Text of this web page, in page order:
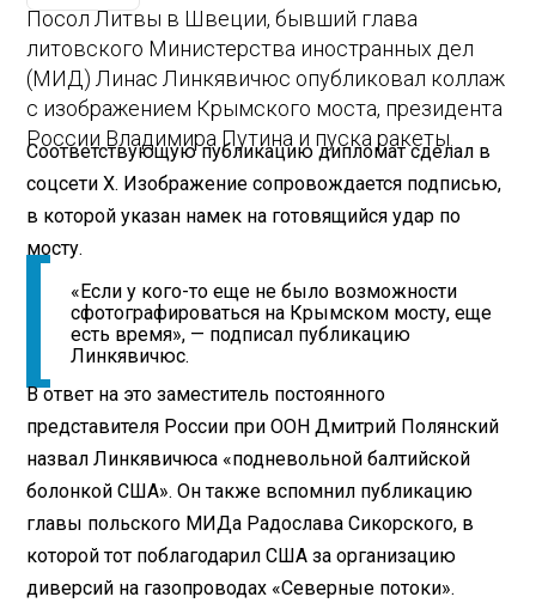
Посол Литвы в Швеции, бывший глава
литовского Министерства иностранных дел
(МИД) Линас Линкявичюс опубликовал коллаж
с изображением Крымского моста, президента
России Владимира Путина и пуска ракеты.
Соответствующую публикацию дипломат сделал в
соцсети X. Изображение сопровождается подписью,
в которой указан намек на готовящийся удар по
мосту.
«Если у кого-то еще не было возможности
сфотографироваться на Крымском мосту, еще
есть время», — подписал публикацию
Линкявичюс.
В ответ на это заместитель постоянного
представителя России при ООН Дмитрий Полянский
назвал Линкявичюса «подневольной балтийской
болонкой США». Он также вспомнил публикацию
главы польского МИДа Радослава Сикорского, в
которой тот поблагодарил США за организацию
диверсий на газопроводах «Северные потоки».